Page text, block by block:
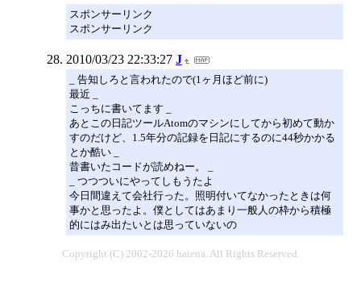
スポンサーリンク
スポンサーリンク
2010/03/23 22:33:27 J
_ 告知しろと言われたので(1ヶ月ほど前に)
最近 _
こっちに書いてます _
あとこの日記ツールAtomのマシンにしてから初めて動か
すのだけど、1.5年分の記録を日記にするのに44秒かかる
とか酷い _
昔書いたコードが読めねー。 _
_ つつついにやってしもうたよ
今日間違えて会社行った。照明付いてなかったときは何
事かと思ったよ。僕としてはあまり一般人の枠から積極
的にはみ出たいとは思っていないの
Copyright (C) 2002-2026 hatena. All Rights Reserved.